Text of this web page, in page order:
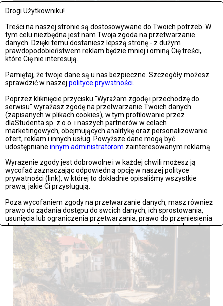
Drogi Użytkowniku!
Treści na naszej stronie są dostosowywane do Twoich potrzeb. W
tym celu niezbędna jest nam Twoja zgoda na przetwarzanie
danych. Dzięki temu dostaniesz lepszą stronę - z dużym
prawdopodobieństwem reklam będzie mniej i ominą Cię treści,
które Cię nie interesują.
Pamiętaj, że twoje dane są u nas bezpieczne. Szczegóły możesz
sprawdzić w naszej polityce prywatności
Poprzez kliknięcie przycisku "Wyrażam zgodę i przechodzę do
serwisu" wyrażasz zgodę na przetwarzanie Twoich danych
(zapisanych w plikach cookies), w tym profilowanie przez
dlaStudenta sp. z o.o. i naszych partnerów w celach
marketingowych, obejmujących analitykę oraz personalizowanie
ofert, reklam i innych usług. Powyższe dane mogą być
udostępniane innym administratorom zainteresowanym reklamą.
Wyrażenie zgody jest dobrowolne i w każdej chwili możesz ją
wycofać zaznaczając odpowiednią opcję w naszej polityce
prywatności (link), w której to dokładnie opisaliśmy wszystkie
prawa, jakie Ci przysługują.
Poza wycofaniem zgody na przetwarzanie danych, masz również
prawo do żądania dostępu do swoich danych, ich sprostowania,
usunięcia lub ograniczenia przetwarzania, prawo do przeniesienia
danych czy wyrażenia sprzeciwu wobec przetwarzania danych.
Jeżeli nie chcesz wyrazić zgody na przetwarzanie plików cookies,
przejdź do ustawień zaawansowanych
Wyrażam zgodę i przechodzę do serwisu
Warszawa: The Kiffness zagrał w Warszawie
Zdjęć: 21
Wrocław: Romeo i Julia - próba prasowa we wrocławskim
Teatrze Capitol
Zdjęć: 26
Stronie Śląskie w ruinach: skutki niszczycielskiej powodzi
Zdjęć: 25